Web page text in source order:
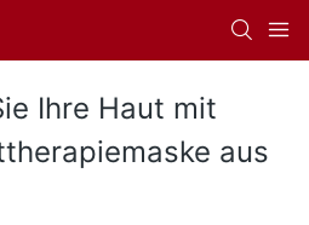
Ihre Haut mit
aus